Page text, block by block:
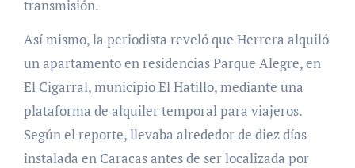
transmisión.
Así mismo, la periodista reveló que Herrera alquiló
un apartamento en residencias Parque Alegre, en
El Cigarral, municipio El Hatillo, mediante una
plataforma de alquiler temporal para viajeros.
Según el reporte, llevaba alrededor de diez días
instalada en Caracas antes de ser localizada por